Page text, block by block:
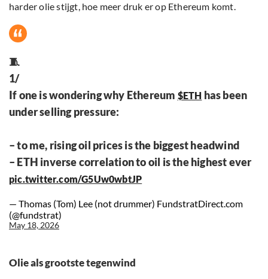
harder olie stijgt, hoe meer druk er op Ethereum komt.
🧵
1/
If one is wondering why Ethereum $ETH has been
under selling pressure:
– to me, rising oil prices is the biggest headwind
– ETH inverse correlation to oil is the highest ever
pic.twitter.com/G5Uw0wbtJP
— Thomas (Tom) Lee (not drummer) FundstratDirect.com
(@fundstrat)
May 18, 2026
Olie als grootste tegenwind